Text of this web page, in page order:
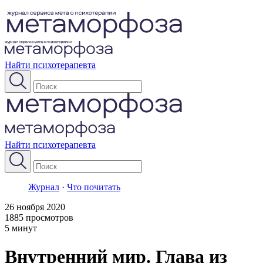
Найти психотерапевта
Найти психотерапевта
Журнал · Что почитать
26 ноября 2020
1885 просмотров
5 минут
Внутренний мир. Глава из